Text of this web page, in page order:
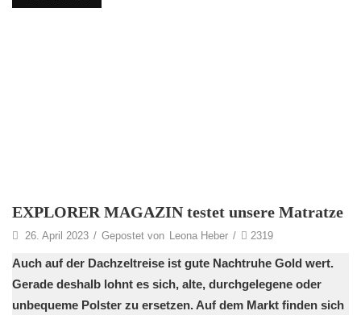
EXPLORER MAGAZIN testet unsere Matratze
26. April 2023 / Gepostet von Leona Heber / 2319
Auch auf der Dachzeltreise ist gute Nachtruhe Gold wert.
Gerade deshalb lohnt es sich, alte, durchgelegene oder
unbequeme Polster zu ersetzen. Auf dem Markt finden sich